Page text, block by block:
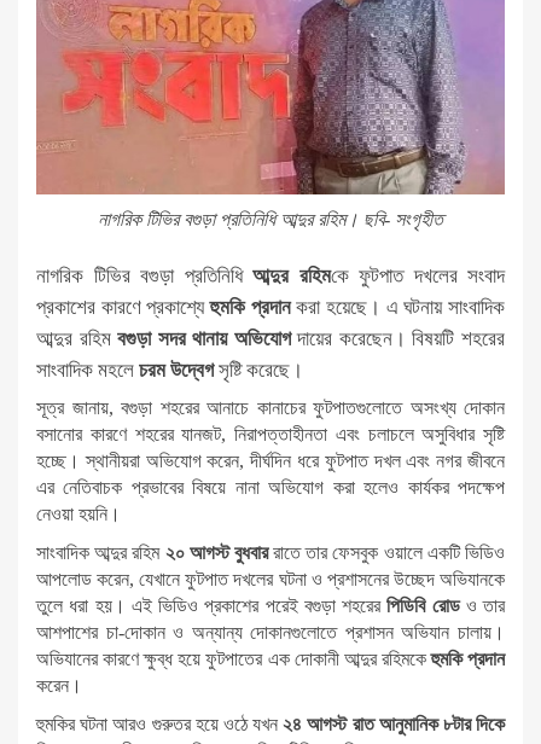
নাগরিক টিভির বগুড়া প্রতিনিধি আব্দুর রহিম। ছবি- সংগৃহীত
নাগরিক টিভির বগুড়া প্রতিনিধি আব্দুর রহিমকে ফুটপাত দখলের সংবাদ
প্রকাশের কারণে প্রকাশ্যেহুমকি প্রদানকরা হয়েছে। এ ঘটনায় সাংবাদিক
আব্দুর রহিমবগুড়া সদর থানায় অভিযোগদায়ের করেছেন। বিষয়টি শহরের
সাংবাদিক মহলে চরম উদ্বেগসৃষ্টি করেছে।
সূত্র জানায়, বগুড়া শহরের আনাচে কানাচের ফুটপাতগুলোতে অসংখ্য দোকান
বসানোর কারণে শহরের যানজট, নিরাপত্তাহীনতা এবং চলাচলে অসুবিধার সৃষ্টি
হচ্ছে। স্থানীয়রা অভিযোগ করেন, দীর্ঘদিন ধরে ফুটপাত দখল এবং নগর জীবনে
এর নেতিবাচক প্রভাবের বিষয়ে নানা অভিযোগ করা হলেও কার্যকর পদক্ষেপ
নেওয়া হয়নি।
সাংবাদিক আব্দুর রহিম ২০ আগস্ট বুধবাররাতে তার ফেসবুক ওয়ালে একটি ভিডিও
আপলোড করেন, যেখানে ফুটপাত দখলের ঘটনা ও প্রশাসনের উচ্ছেদ অভিযানকে
তুলে ধরা হয়। এই ভিডিও প্রকাশের পরেই বগুড়া শহরেরপিডিবি রোডও তার
আশপাশের চা-দোকান ও অন্যান্য দোকানগুলোতে প্রশাসন অভিযান চালায়।
অভিযানের কারণে ক্ষুব্ধ হয়ে ফুটপাতের এক দোকানী আব্দুর রহিমকেহুমকি প্রদান
করেন।
হুমকির ঘটনা আরও গুরুতর হয়ে ওঠে যখন২৪ আগস্ট রাত আনুমানিক ৮টার দিকে